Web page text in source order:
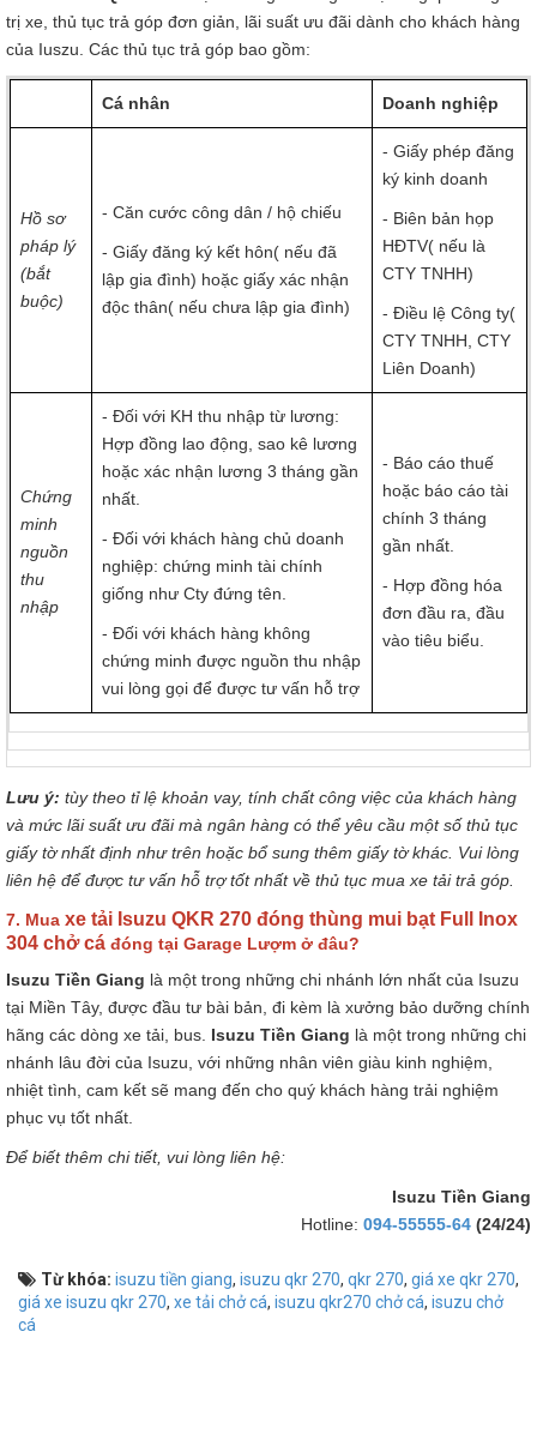
trị xe, thủ tục trả góp đơn giản, lãi suất ưu đãi dành cho khách hàng
của Iuszu. Các thủ tục trả góp bao gồm:
Cá nhân Doanh nghiệp
Hồ sơ
pháp lý
(bắt
buộc)
- Căn cước công dân / hộ chiếu
- Giấy đăng ký kết hôn( nếu đã
lập gia đình) hoặc giấy xác nhận
độc thân( nếu chưa lập gia đình)
- Giấy phép đăng
ký kinh doanh
- Biên bản họp
HĐTV( nếu là
CTY TNHH)
- Điều lệ Công ty(
CTY TNHH, CTY
Liên Doanh)
Chứng
minh
nguồn
thu
nhập
- Đối với KH thu nhập từ lương:
Hợp đồng lao động, sao kê lương
hoặc xác nhận lương 3 tháng gần
nhất.
- Đối với khách hàng chủ doanh
nghiệp: chứng minh tài chính
giống như Cty đứng tên.
- Đối với khách hàng không
chứng minh được nguồn thu nhập
vui lòng gọi để được tư vấn hỗ trợ
- Báo cáo thuế
hoặc báo cáo tài
chính 3 tháng
gần nhất.
- Hợp đồng hóa
đơn đầu ra, đầu
vào tiêu biểu.
Lưu ý: tùy theo tỉ lệ khoản vay, tính chất công việc của khách hàng
và mức lãi suất ưu đãi mà ngân hàng có thể yêu cầu một số thủ tục
giấy tờ nhất định như trên hoặc bổ sung thêm giấy tờ khác. Vui lòng
liên hệ để được tư vấn hỗ trợ tốt nhất về thủ tục mua xe tải trả góp.
7. Mua xe tải Isuzu QKR 270 đóng thùng mui bạt Full Inox
304 chở cá đóng tại Garage Lượm ở đâu?
Isuzu Tiền Giang là một trong những chi nhánh lớn nhất của Isuzu
tại Miền Tây, được đầu tư bài bản, đi kèm là xưởng bảo dưỡng chính
hãng các dòng xe tải, bus. Isuzu Tiền Giang là một trong những chi
nhánh lâu đời của Isuzu, với những nhân viên giàu kinh nghiệm,
nhiệt tình, cam kết sẽ mang đến cho quý khách hàng trải nghiệm
phục vụ tốt nhất.
Để biết thêm chi tiết, vui lòng liên hệ:
Isuzu Tiền Giang
Hotline: 094-55555-64 (24/24)
Từ khóa: isuzu tiền giang, isuzu qkr 270, qkr 270, giá xe qkr 270,
giá xe isuzu qkr 270, xe tải chở cá, isuzu qkr270 chở cá, isuzu chở
cá